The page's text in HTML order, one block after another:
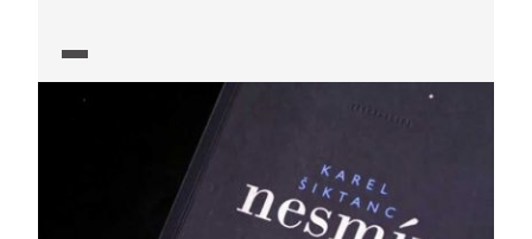
básnické sbírky Ubírati se. Čím se ve své sbírce